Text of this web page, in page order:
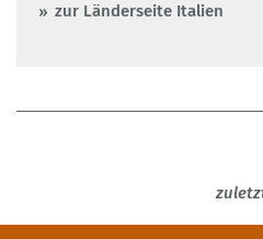
zur Länderseite Italien